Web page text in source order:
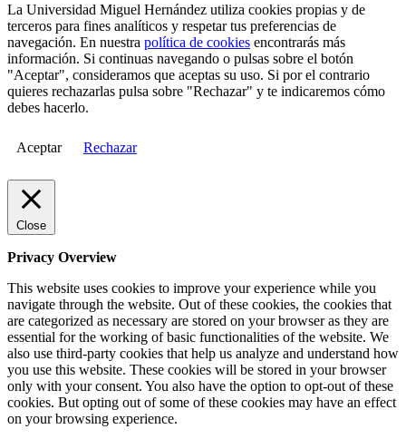
La Universidad Miguel Hernández utiliza cookies propias y de
terceros para fines analíticos y respetar tus preferencias de
navegación. En nuestra política de cookies encontrarás más
información. Si continuas navegando o pulsas sobre el botón
"Aceptar", consideramos que aceptas su uso. Si por el contrario
quieres rechazarlas pulsa sobre "Rechazar" y te indicaremos cómo
debes hacerlo.
Aceptar Rechazar
Close
Privacy Overview
This website uses cookies to improve your experience while you
navigate through the website. Out of these cookies, the cookies that
are categorized as necessary are stored on your browser as they are
essential for the working of basic functionalities of the website. We
also use third-party cookies that help us analyze and understand how
you use this website. These cookies will be stored in your browser
only with your consent. You also have the option to opt-out of these
cookies. But opting out of some of these cookies may have an effect
on your browsing experience.